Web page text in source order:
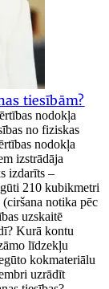
tiesībām?
nodokļa
no fiziskas
nodokļa
izstrādāja
izdarīts –
210 kubikmetri
notika pēc
uzskaitē
Kurā kontu
līdzekļu
kokmateriālu
uzrādīt